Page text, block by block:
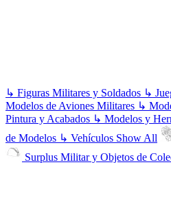
↳ Figuras Militares y Soldados ↳
Modelos de Aviones Militares ↳
Pintura y Acabados ↳ Modelos y
de Modelos ↳ Vehículos Show All
Surplus Militar y Objetos de